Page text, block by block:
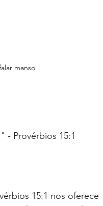
manso
- Provérbios 15:1
15:1 nos oferece